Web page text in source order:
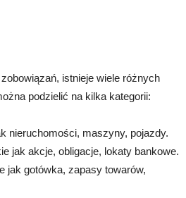
istnieje wiele różnych
podzielić na kilka kategorii:
nieruchomości, maszyny, pojazdy.
jak akcje, obligacje, lokaty bankowe.
jak gotówka, zapasy towarów,